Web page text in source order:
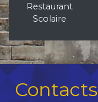
Restaurant
Scolaire
Contacts